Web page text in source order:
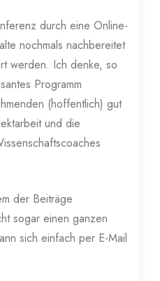
durch eine Online-
nochmals nachbereitet
werden. Ich denke, so
Programm
(hoffentlich) gut
und die
der Beiträge
sogar einen ganzen
sich einfach per E-Mail